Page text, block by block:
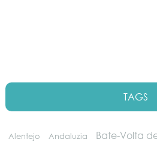
TAGS
Alentejo Andaluzia Bate-Volta